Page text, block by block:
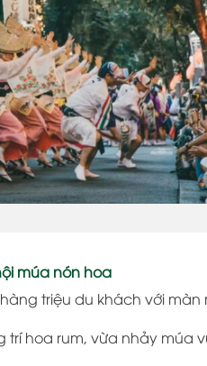
múa nón hoa
triệu du khách với
hoa rum, vừa nhảy múa